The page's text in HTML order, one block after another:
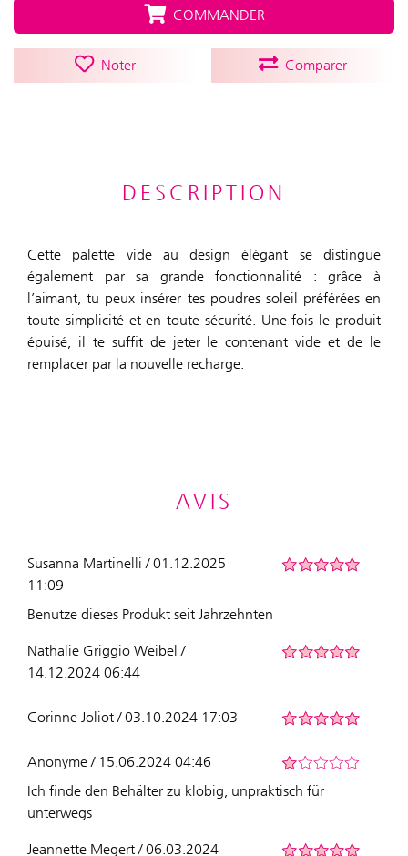
COMMANDER
Noter Comparer
DESCRIPTION
Cette palette vide au design élégant se distingue
également par sa grande fonctionnalité : grâce à
l’aimant, tu peux insérer tes poudres soleil préférées en
toute simplicité et en toute sécurité. Une fois le produit
épuisé, il te suffit de jeter le contenant vide et de le
remplacer par la nouvelle recharge.
AVIS
Susanna Martinelli / 01.12.2025
11:09
Benutze dieses Produkt seit Jahrzehnten
Nathalie Griggio Weibel /
14.12.2024 06:44
Corinne Joliot / 03.10.2024 17:03
Anonyme / 15.06.2024 04:46
Ich finde den Behälter zu klobig, unpraktisch für
unterwegs
Jeannette Megert / 06.03.2024